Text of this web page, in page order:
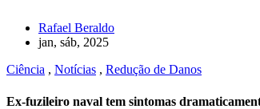
Rafael Beraldo
jan, sáb, 2025
Ciência , Notícias , Redução de Danos
Ex-fuzileiro naval tem sintomas